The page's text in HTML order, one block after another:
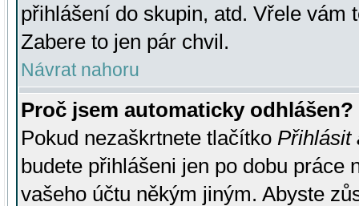
přihlášení do skupin, atd. Vřele vám
Zabere to jen pár chvil.
Návrat nahoru
Proč jsem automaticky odhlášen?
Pokud nezaškrtnete tlačítko Přihlásit
budete přihlášeni jen po dobu práce
vašeho účtu někým jiným. Abyste